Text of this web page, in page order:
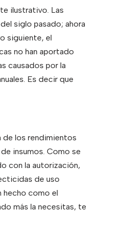
ilustrativo. Las
siglo pasado; ahora
siguiente, el
no han aportado
causados por la
Es decir que
de los rendimientos
insumos. Como se
con la autorización,
de uso
hecho como el
más la necesitas, te